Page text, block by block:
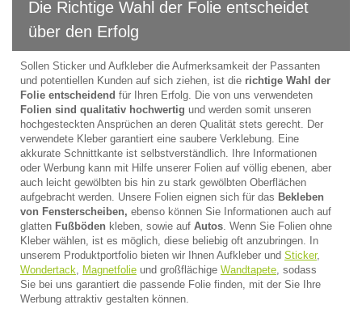
Die Richtige Wahl der Folie entscheidet
über den Erfolg
Sollen Sticker und Aufkleber die Aufmerksamkeit der Passanten
und potentiellen Kunden auf sich ziehen, ist die richtige Wahl der
Folie entscheidend für Ihren Erfolg. Die von uns verwendeten
Folien sind qualitativ hochwertig und werden somit unseren
hochgesteckten Ansprüchen an deren Qualität stets gerecht. Der
verwendete Kleber garantiert eine saubere Verklebung. Eine
akkurate Schnittkante ist selbstverständlich. Ihre Informationen
oder Werbung kann mit Hilfe unserer Folien auf völlig ebenen, aber
auch leicht gewölbten bis hin zu stark gewölbten Oberflächen
aufgebracht werden. Unsere Folien eignen sich für das Bekleben
von Fensterscheiben, ebenso können Sie Informationen auch auf
glatten Fußböden kleben, sowie auf Autos . Wenn Sie Folien ohne
Kleber wählen, ist es möglich, diese beliebig oft anzubringen. In
unserem Produktportfolio bieten wir Ihnen Aufkleber und Sticker,
Wondertack
Magnetfolie und großflächige Wandtapete , sodass
Sie bei uns garantiert die passende Folie finden, mit der Sie Ihre
Werbung attraktiv gestalten können.